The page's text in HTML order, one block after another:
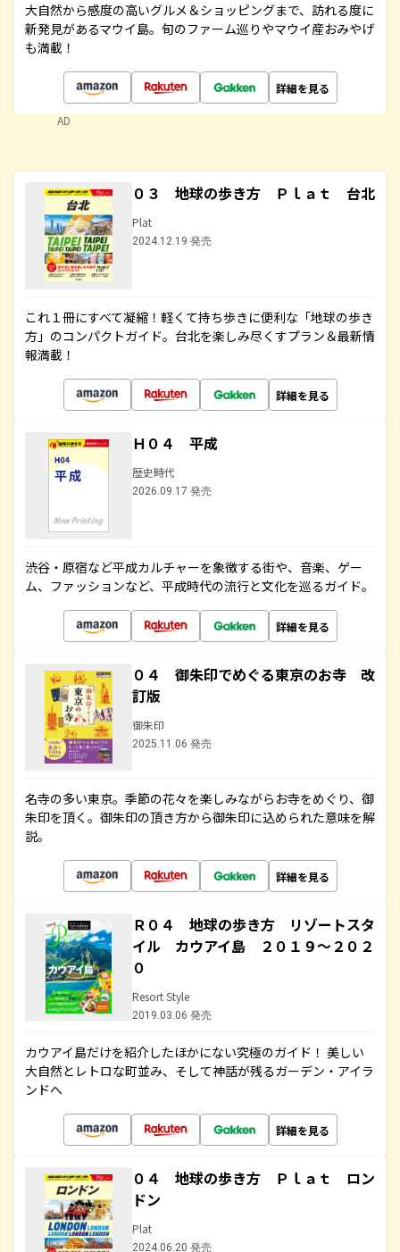
大自然から感度の高いグルメ＆ショッピングまで、訪れる度に
新発見があるマウイ島。旬のファーム巡りやマウイ産おみやげ
も満載！
詳細を見る
AD
０３ 地球の歩き方 Ｐｌａｔ 台北
Plat
2024.12.19 発売
これ１冊にすべて凝縮！軽くて持ち歩きに便利な「地球の歩き
方」のコンパクトガイド。台北を楽しみ尽くすプラン＆最新情
報満載！
詳細を見る
Ｈ０４ 平成
歴史時代
2026.09.17 発売
渋谷・原宿など平成カルチャーを象徴する街や、音楽、ゲー
ム、ファッションなど、平成時代の流行と文化を巡るガイド。
詳細を見る
０４ 御朱印でめぐる東京のお寺 改
訂版
御朱印
2025.11.06 発売
名寺の多い東京。季節の花々を楽しみながらお寺をめぐり、御
朱印を頂く。御朱印の頂き方から御朱印に込められた意味を解
説。
詳細を見る
Ｒ０４ 地球の歩き方 リゾートスタ
イル カウアイ島 ２０１９～２０２
０
Resort Style
2019.03.06 発売
カウアイ島だけを紹介したほかにない究極のガイド！ 美しい
大自然とレトロな町並み、そして神話が残るガーデン・アイラ
ンドへ
詳細を見る
０４ 地球の歩き方 Ｐｌａｔ ロン
ドン
Plat
2024.06.20 発売